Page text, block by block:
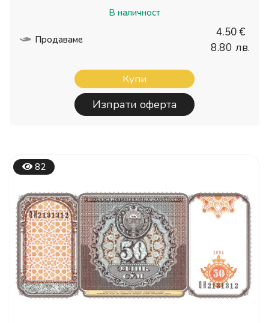
В наличност
Продаваме
4.50 €
8.80 лв.
Купи
Изпрати оферта
82